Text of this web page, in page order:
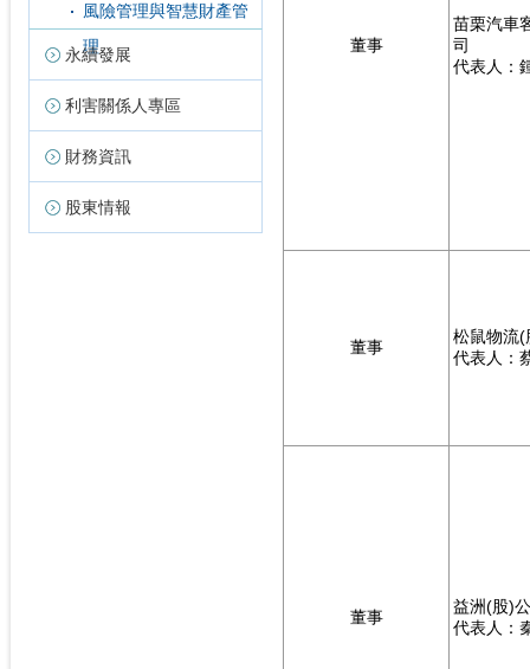
風險管理與智慧財產管
理
永續發展
利害關係人專區
財務資訊
股東情報
董事
苗栗汽車
司
代表人：
董事
松鼠物流(
代表人：
董事
益洲(股)
代表人：